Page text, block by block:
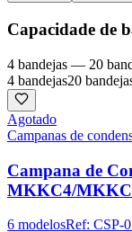
Capacidade de
4 bandejas — 20
4 bandejas20
Agotado
Campanas de
Campana de
MKKC4/
6 modelosRef: CSP-